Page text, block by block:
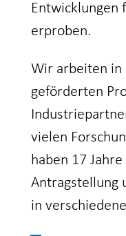
Entwicklungen
erproben.
Wir arbeiten in
geförderten
vielen
haben 17
Antragstellung
in